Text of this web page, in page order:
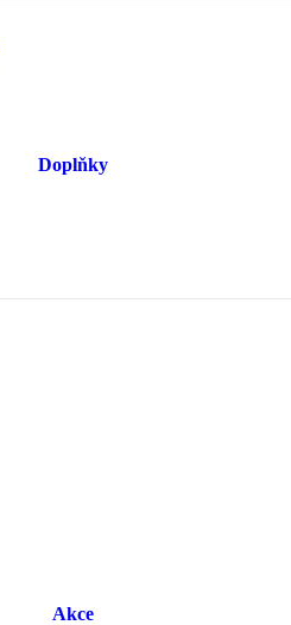
Doplňky
Akce